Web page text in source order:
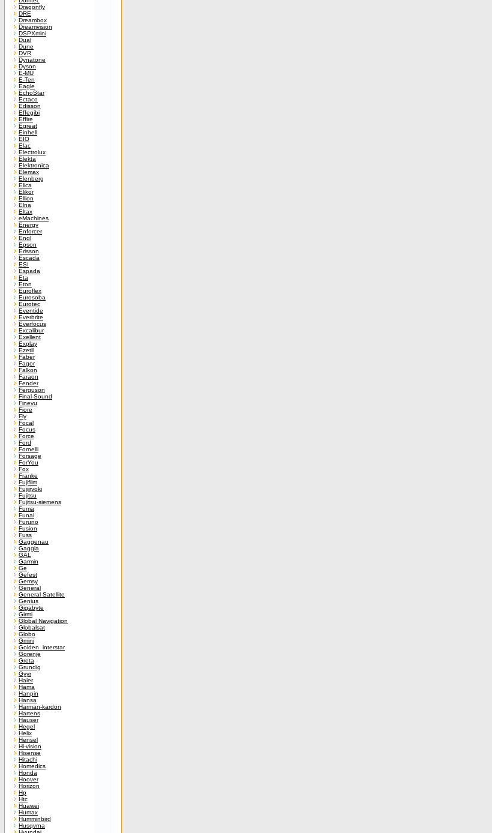
Dragonfly
DRE
Dreambox
Dreamvision
DSPXmini
Dual
Dune
DVR
Dynatone
Dyson
E-MU
E-Ten
Eagle
EchoStar
Ectaco
Edisson
Effegibi
Effire
Egreat
Einhell
EIO
Elac
Electrolux
Elekta
Elektronica
Elemax
Elenberg
Elica
Elikor
Ellion
Elna
Eltax
eMachines
Energy
Enforcer
Engl
Epson
Erisson
Escada
ESI
Espada
Eta
Eton
Euroflex
Eurosoba
Eurotec
Eventide
Everbrite
Everfocus
Excalibur
Exellent
Explay
Ezetil
Faber
Fagor
Falkon
Faraon
Fender
Ferguson
Final-Sound
Finevu
Fiore
Fly
Focal
Focus
Force
Ford
Fornelli
Forsage
ForYou
Fox
Franke
Fujifilm
Fujiiryoki
Fujitsu
Fujitsu-siemens
Fuma
Funai
Furuno
Fusion
Fuss
Gaggenau
Gaggia
GAL
Garmin
Ge
Gefest
Gemsy
General
General Satellite
Genius
Gigabyte
Girmi
Global Navigation
Globalsat
Globo
Gmini
Golden_interstar
Gorenje
Greta
Grundig
Gyyr
Haier
Hama
Hanpin
Hansa
Harman-kardon
Hartens
Hauser
Hegel
Helix
Hensel
Hi-vision
Hisense
Hitachi
Homedics
Honda
Hoover
Horizon
Hp
Htc
Huawei
Humax
Humminbird
Husqvrna